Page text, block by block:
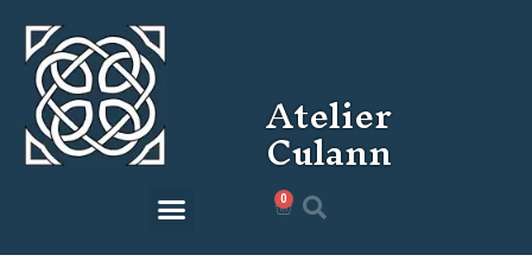
Atelier
Culann
0